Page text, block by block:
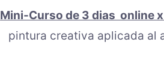
Mini-Curso de 3 dias online
pintura creativa aplicada al